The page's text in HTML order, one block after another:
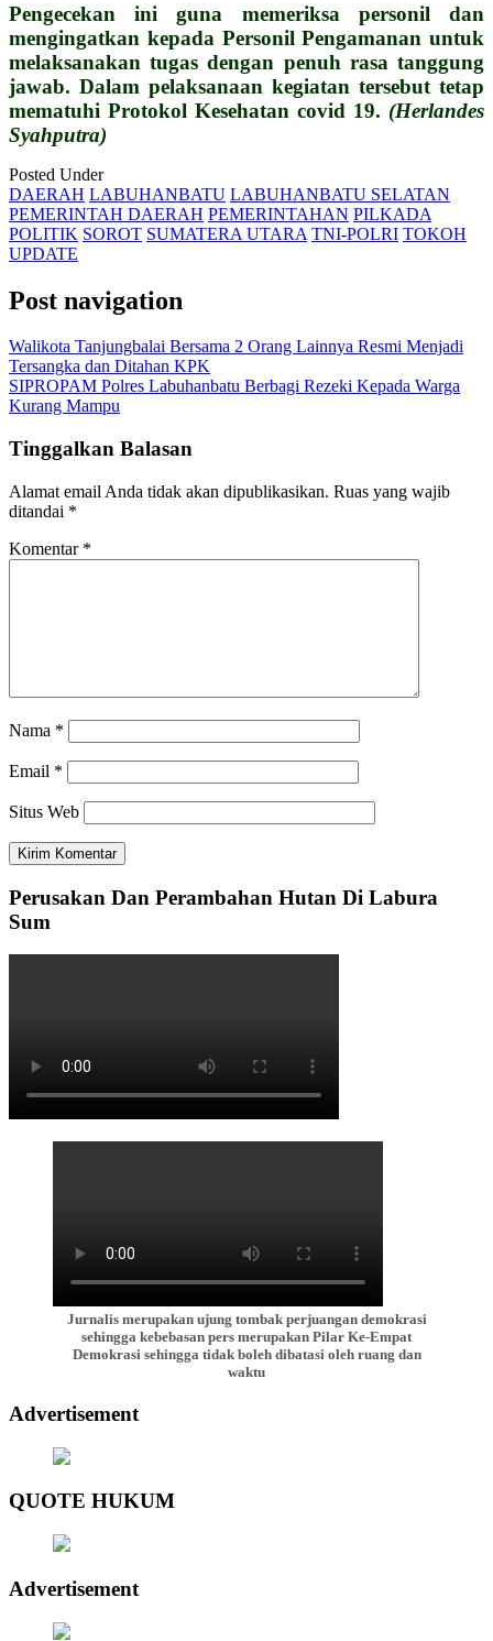
Pengecekan ini guna memeriksa personil dan
mengingatkan kepada Personil Pengamanan untuk
melaksanakan tugas dengan penuh rasa tanggung
jawab. Dalam pelaksanaan kegiatan tersebut tetap
mematuhi Protokol Kesehatan covid 19. (Herlandes
Syahputra)
Posted Under
DAERAH LABUHANBATU LABUHANBATU SELATAN
PEMERINTAH DAERAH PEMERINTAHAN PILKADA
POLITIK SOROT SUMATERA UTARA TNI-POLRI TOKOH
UPDATE
Post navigation
Walikota Tanjungbalai Bersama 2 Orang Lainnya Resmi Menjadi
Tersangka dan Ditahan KPK
SIPROPAM Polres Labuhanbatu Berbagi Rezeki Kepada Warga
Kurang Mampu
Tinggalkan Balasan
Alamat email Anda tidak akan dipublikasikan. Ruas yang wajib
ditandai *
Komentar *
Nama *
Email *
Situs Web
Perusakan Dan Perambahan Hutan Di Labura
Sum
Jurnalis merupakan ujung tombak perjuangan demokrasi
sehingga kebebasan pers merupakan Pilar Ke-Empat
Demokrasi sehingga tidak boleh dibatasi oleh ruang dan
waktu
Advertisement
QUOTE HUKUM
Advertisement